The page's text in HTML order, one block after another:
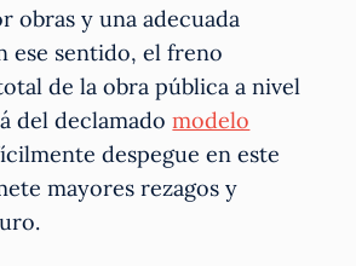
obras y una adecuada
ese sentido, el freno
de la obra pública a nivel
del declamadomodelo
despegue en este
mayores rezagos y